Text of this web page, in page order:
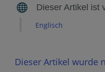
Englisch
Dieser Artikel wurde